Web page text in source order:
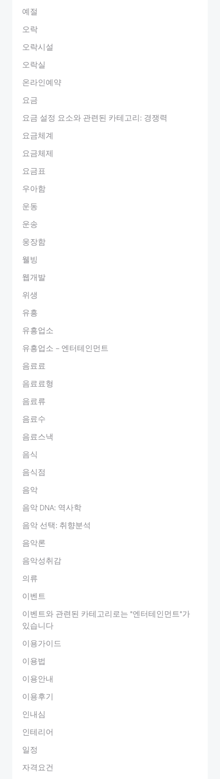
예절
오락
오락시설
오락실
온라인예약
요금
요금 설정 요소와 관련된 카테고리: 경쟁력
요금체계
요금체제
요금표
우아함
운동
운송
웅장함
웰빙
웹개발
위생
유흥
유흥업소
유흥업소 – 엔터테인먼트
음료료
음료료형
음료류
음료수
음료스낵
음식
음식점
음악
음악 DNA: 역사학
음악 선택: 취향분석
음악론
음악성취감
의류
이벤트
이벤트와 관련된 카테고리로는 "엔터테인먼트"가
있습니다
이용가이드
이용법
이용안내
이용후기
인내심
인테리어
일정
자격요건